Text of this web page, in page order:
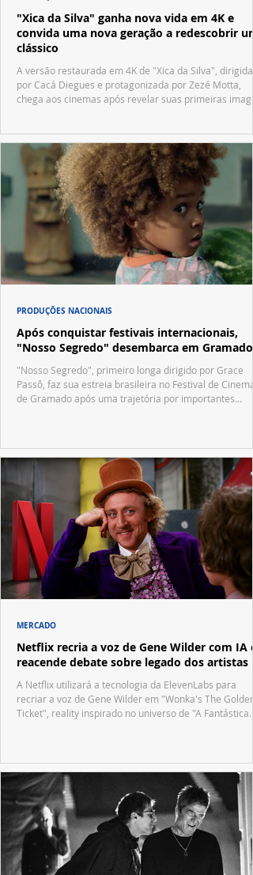
"Xica da Silva" ganha nova vida em 4K e
convida uma nova geração a redescobrir um
clássico
A versão restaurada em 4K de "Xica da Silva", dirigida
por Cacá Diegues e protagonizada por Zezé Motta,
chega aos cinemas após revelar suas primeiras
Após conquistar festivais internacionais,
"Nosso Segredo" desembarca em Gramado
"Nosso Segredo", primeiro longa dirigido por Grace
Passô, faz sua estreia brasileira no Festival de Cinema
de Gramado após uma trajetória por importantes
PRODUÇÕES NACIONAIS
Netflix recria a voz de Gene Wilder com IA e
reacende debate sobre legado dos artistas
A Netflix utilizará a tecnologia da ElevenLabs para
recriar a voz de Gene Wilder em "Wonka's The Golden
Ticket", reality inspirado no universo de "A Fantástica
MERCADO